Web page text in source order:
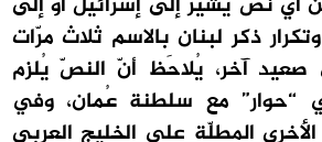
ذكر لبنان بالاسم ثلاث مرّات
صعيد آخر، يُلاحَظ أنّ النصّ يُلزم
“حوار” مع سلطنة عُمان، وفي
المطلّة على الخليج العربي